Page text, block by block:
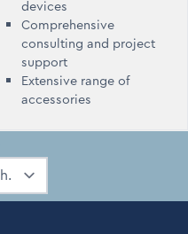
devices
Comprehensive
consulting and project
support
Extensive range of
accessories